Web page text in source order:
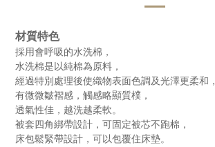
材質特色
採用會呼吸的水洗棉，
水洗棉是以純棉為原料，
經過特別處理後使織物表面色調及光澤更柔和，
有微微皺褶感，觸感略顯質樸，
透氣性佳，越洗越柔軟。
被套四角綁帶設計，可固定被芯不跑棉，
床包鬆緊帶設計，可以包覆住床墊。